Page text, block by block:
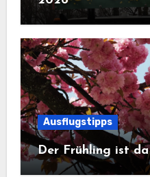
Ausflugstipps
Der Frühling ist da